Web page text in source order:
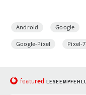
Android Google
Google-Pixel Pixel-7
featured